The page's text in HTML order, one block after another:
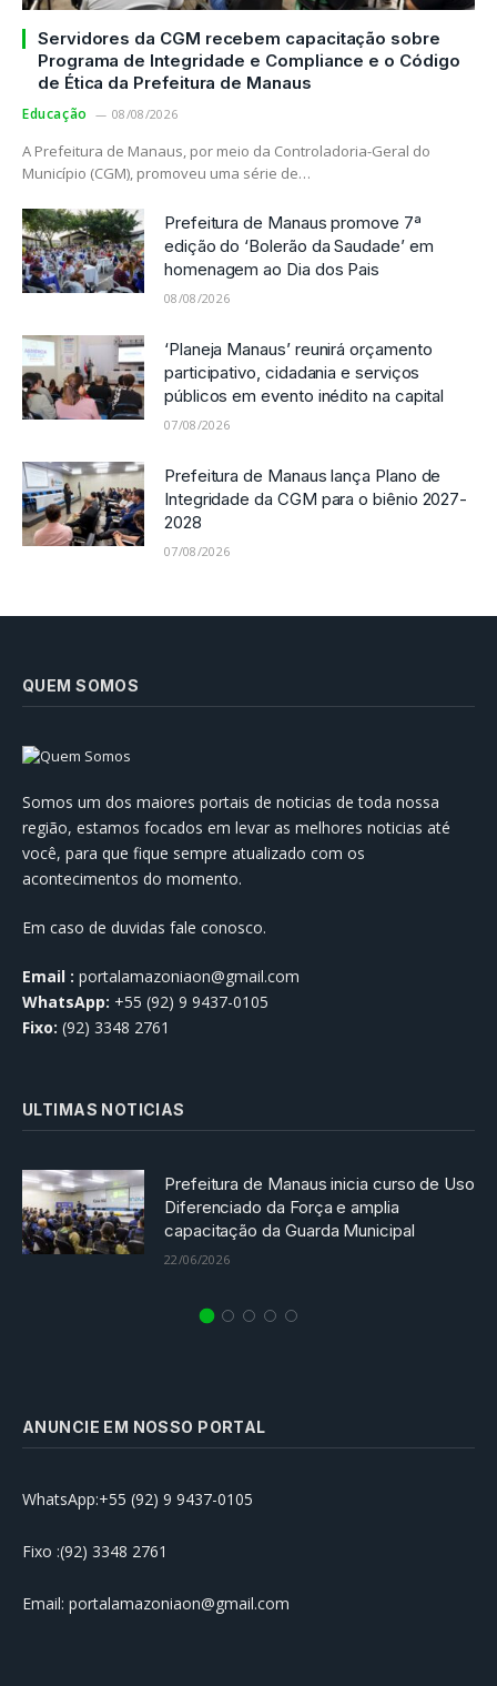
Servidores da CGM recebem capacitação sobre
Programa de Integridade e Compliance e o Código
de Ética da Prefeitura de Manaus
Educação 08/08/2026
A Prefeitura de Manaus, por meio da Controladoria-Geral do
Município (CGM), promoveu uma série de…
Prefeitura de Manaus promove 7ª
edição do ‘Bolerão da Saudade’ em
homenagem ao Dia dos Pais
08/08/2026
‘Planeja Manaus’ reunirá orçamento
participativo, cidadania e serviços
públicos em evento inédito na capital
07/08/2026
Prefeitura de Manaus lança Plano de
Integridade da CGM para o biênio 2027-
2028
07/08/2026
QUEM SOMOS
Somos um dos maiores portais de noticias de toda nossa
região, estamos focados em levar as melhores noticias até
você, para que fique sempre atualizado com os
acontecimentos do momento.
Em caso de duvidas fale conosco.
Email : portalamazoniaon@gmail.com
WhatsApp: +55 (92) 9 9437-0105
Fixo: (92) 3348 2761
ULTIMAS NOTICIAS
Prefeitura de Manaus inicia curso de Uso
Diferenciado da Força e amplia
capacitação da Guarda Municipal
22/06/2026
ANUNCIE EM NOSSO PORTAL
WhatsApp:+55 (92) 9 9437-0105
Fixo :(92) 3348 2761
Email: portalamazoniaon@gmail.com